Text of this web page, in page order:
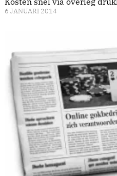
6 JANUARI 2014